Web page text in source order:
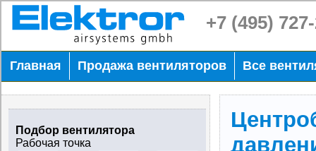
+7 (495)
Главная Продажа вентиляторов Все
Подбор вентилятора
Рабочая точка